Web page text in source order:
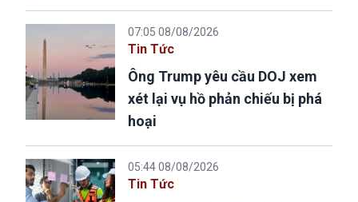
07:05 08/08/2026
Tin Tức
Ông Trump yêu cầu DOJ xem
xét lại vụ hồ phản chiếu bị phá
hoại
05:44 08/08/2026
Tin Tức